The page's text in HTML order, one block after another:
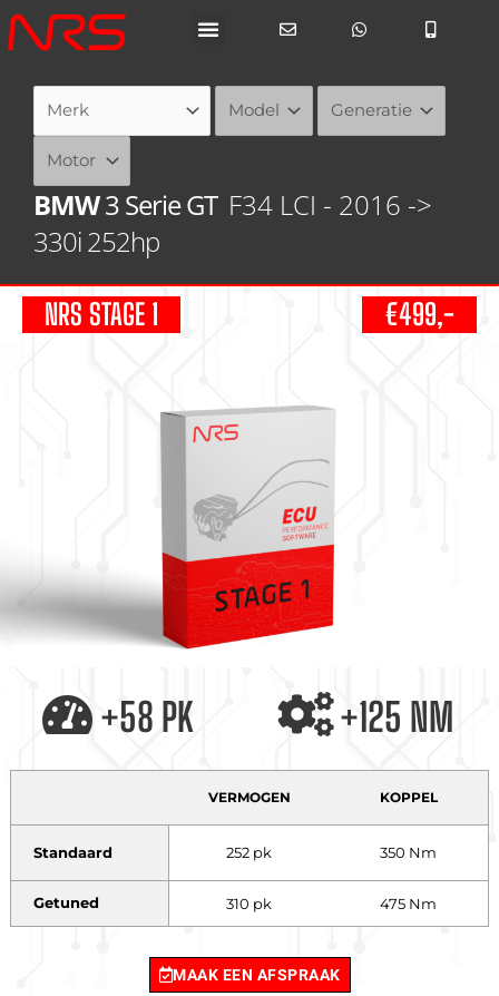
Ga
naar
BMW3 Serie GT F34 LCI - 2016 ->
330i 252hp
NRS STAGE 1 €499,-
+58 PK +125 NM
VERMOGEN KOPPEL
Standaard 252 pk 350 Nm
Getuned 310 pk 475 Nm
MAAK EEN AFSPRAAK